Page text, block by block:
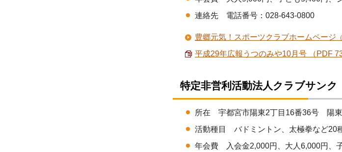
連絡先 電話番号：028-643-0800
豊郷元気！スポーツクラブホームページ
平成29年広報うつのみや10月号 （PDF
特定非営利活動法人クラブサンク
所在 宇都宮市陽東2丁目16番36号 陽
活動種目 バドミントン、太極拳など20
年会費 入会金2,000円、大人6,000円、